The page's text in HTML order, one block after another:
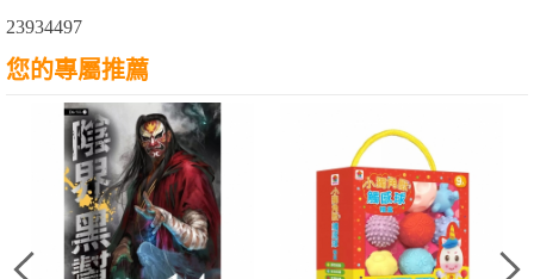
23934497
您的專屬推薦